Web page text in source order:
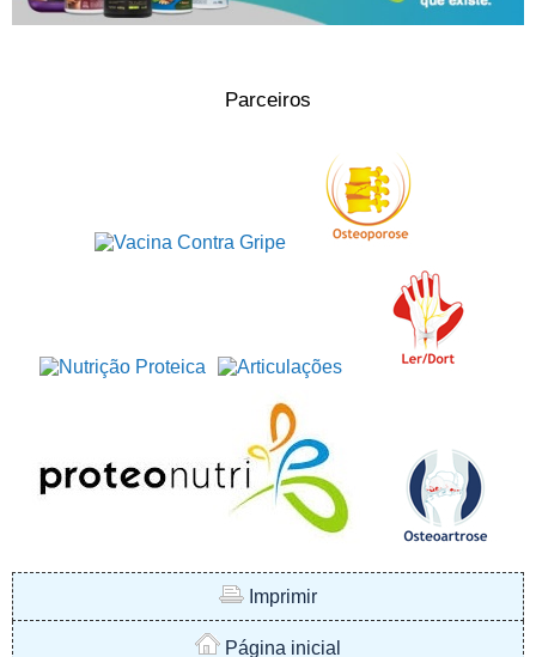
Parceiros
Imprimir
Página inicial